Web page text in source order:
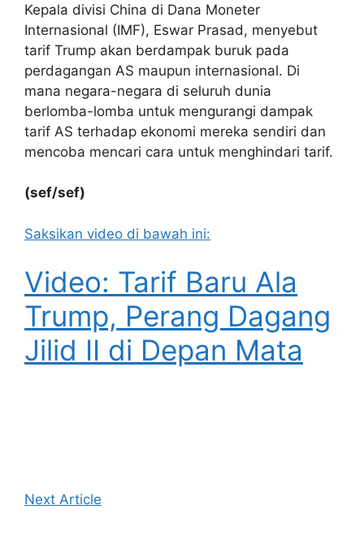
Kepala divisi China di Dana Moneter
Internasional (IMF), Eswar Prasad, menyebut
tarif Trump akan berdampak buruk pada
perdagangan AS maupun internasional. Di
mana negara-negara di seluruh dunia
berlomba-lomba untuk mengurangi dampak
tarif AS terhadap ekonomi mereka sendiri dan
mencoba mencari cara untuk menghindari tarif.
(sef/sef)
Saksikan video di bawah ini:
Video: Tarif Baru Ala
Trump, Perang Dagang
Jilid II di Depan Mata
Next Article